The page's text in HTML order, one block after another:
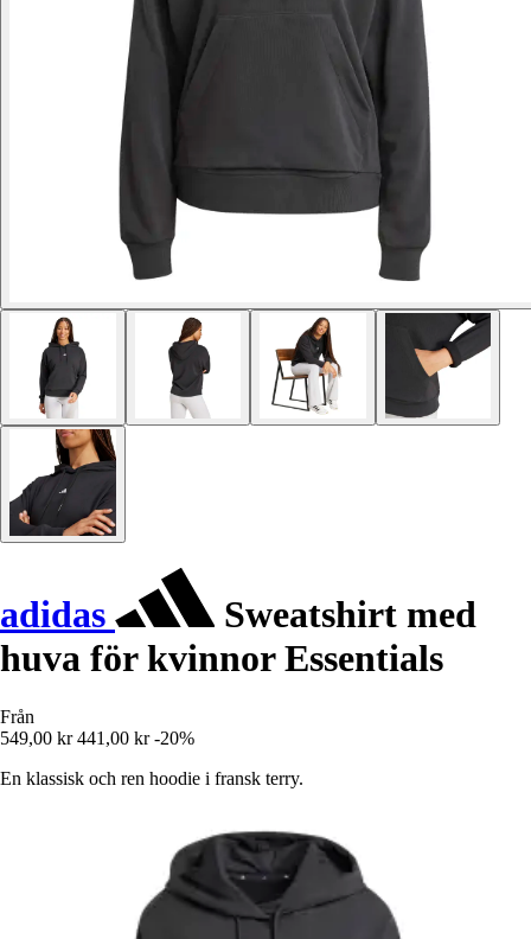
adidas
Sweatshirt med
huva för kvinnor Essentials
Från
549,00 kr 441,00 kr -20%
En klassisk och ren hoodie i fransk terry.